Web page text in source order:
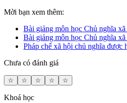
Mời bạn xem thêm:
Bài giảng môn học Chủ nghĩa
Bài giảng môn học Chủ nghĩa
Pháp chế xã hội chủ nghĩa được
Chưa có đánh giá
☆ ☆ ☆ ☆ ☆
Khoá học